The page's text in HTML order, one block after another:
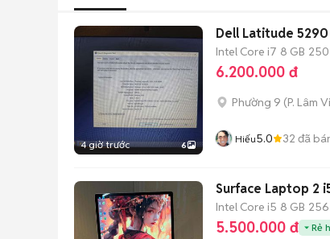
4 giờ trước 6
Dell Latitude
Intel Core i7 8 GB 250
6.200.000 đ
Phường 9 (P. Lâm
Hiếu5.0 32 đã
Surface Laptop 2
Intel Core i5 8 GB 256
5.500.000 đ Rẻ